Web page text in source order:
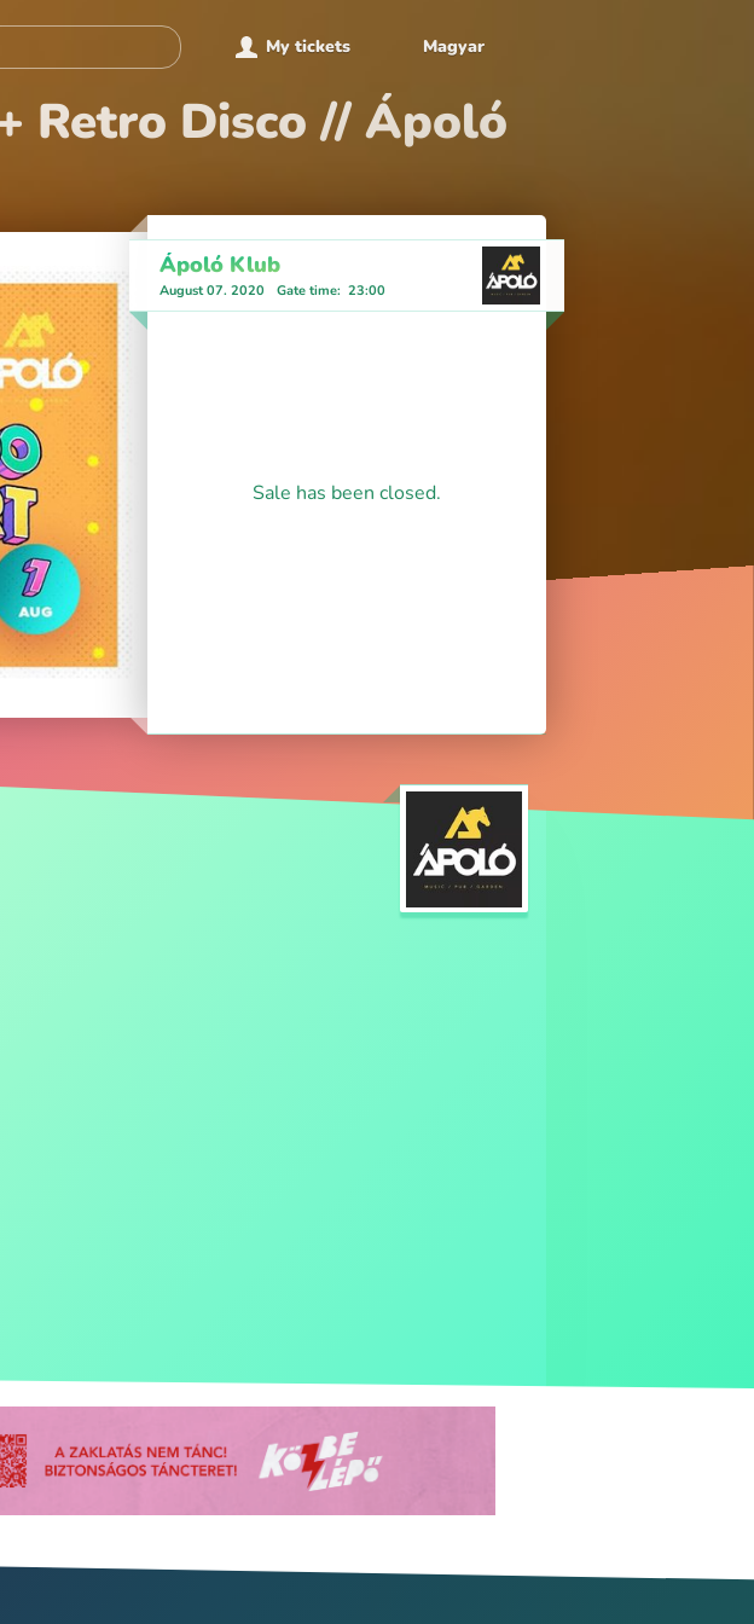
My tickets Magyar
Retro Disco // Ápoló
Ápoló Klub
August 07. 2020 Gate time: 23:00
Sale has been closed.